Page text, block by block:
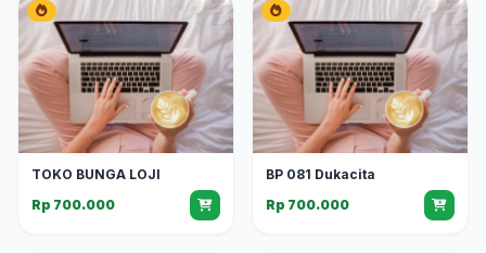
TOKO BUNGA LOJI
Rp 700.000
BP 081 Dukacita
Rp 700.000